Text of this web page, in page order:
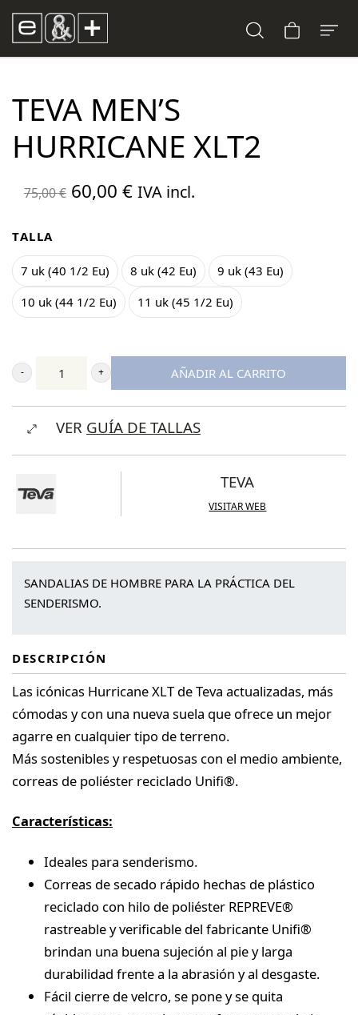
TEVA MEN’S
HURRICANE XLT2
75,00€ El
era:
75,00 €.
60,00 €El
es:
60,00 €.
IVA incl.
TALLA
7 uk (40 1/2 Eu) 8 uk (42 Eu)
9 uk (43 Eu)
10 uk (44 1/2 Eu)
11 uk (45 1/2 Eu)
Teva
Men's
Hurricane
AÑADIR AL CARRITO
VER GUÍA DE TALLAS
TEVA
VISITAR WEB
SANDALIAS DE HOMBRE PARA LA PRÁCTICA DEL
SENDERISMO.
DESCRIPCIÓN
Las icónicas Hurricane XLT de Teva actualizadas, más
cómodas y con una nueva suela que ofrece un mejor
agarre en cualquier tipo de terreno.
Más sostenibles y respetuosas con el medio ambiente,
correas de poliéster reciclado Unifi®.
Características:
Ideales para senderismo.
Correas de secado rápido hechas de plástico
reciclado con hilo de poliéster REPREVE®
rastreable y verificable del fabricante Unifi®
brindan una buena sujeción al pie y larga
durabilidad frente a la abrasión y al desgaste.
Fácil cierre de velcro, se pone y se quita